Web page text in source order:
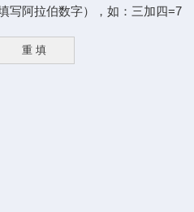
写阿拉伯数字），如：三加四=7